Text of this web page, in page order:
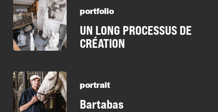
portfolio
UN LONG PROCESSUS DE
CRÉATION
portrait
Bartabas